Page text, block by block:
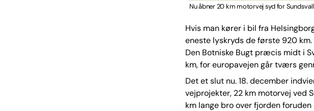
Nu åbner 20 km motorvej syd for
Hvis man kører i bil fra
eneste lyskryds de første 920
Den Botniske Bugt præcis midt i
km, for europavejen går tværs
Det et slut nu. 18. december
vejprojekter, 22 km motorvej ved
km lange bro over fjorden